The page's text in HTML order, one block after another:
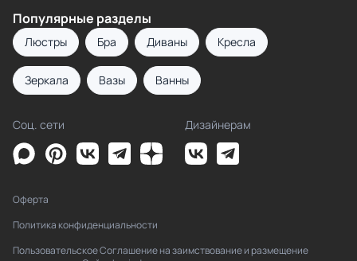
Популярные разделы
Люстры Бра Диваны Кресла
Зеркала Вазы Ванны
Соц. сети Дизайнерам
Оферта
Политика конфиденциальности
Пользовательское Соглашение на заимствование и размещение